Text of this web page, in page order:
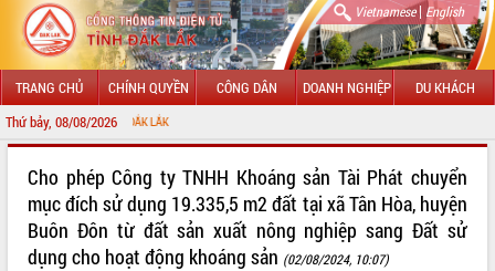
Vietnamese| English
TRANG CHỦ CHÍNH QUYỀN CÔNG DÂN DOANH NGHIỆP DU KHÁCH
Thứ bảy, 08/08/2026
LÃNH ĐẠO UBND TỈNH
TIN TỨC SỰ KIỆN
Cho phép Công ty TNHH Khoáng sản Tài Phát chuyển
mục đích sử dụng 19.335,5 m2 đất tại xã Tân Hòa, huyện
Buôn Đôn từ đất sản xuất nông nghiệp sang Đất sử
dụng cho hoạt động khoáng sản (02/08/2024, 10:07)